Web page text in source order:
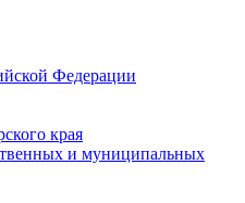
Федерации
края
и муниципальных